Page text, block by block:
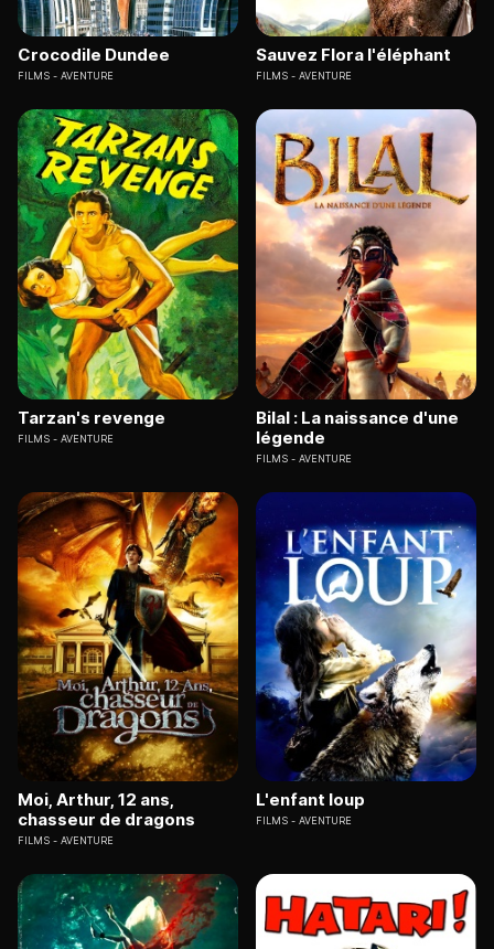
Crocodile Dundee
FILMS AVENTURE
Sauvez Flora l'éléphant
FILMS AVENTURE
Tarzan's revenge
FILMS AVENTURE
Bilal : La naissance d'une
légende
FILMS AVENTURE
Moi, Arthur, 12 ans,
chasseur de dragons
FILMS AVENTURE
L'enfant loup
FILMS AVENTURE